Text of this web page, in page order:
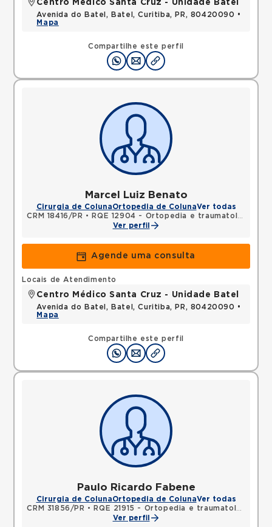
Compartilhe este perfil
Centro Médico Santa Cruz - Unidade Batel
Avenida do Batel, Batel, Curitiba, PR, 80420090 •
Mapa
Marcel Luiz Benato
Cirurgia de ColunaOrtopedia de ColunaVer todas
CRM 18416/PR •
RQE 12904 - Ortopedia e traumatologia
Ver perfil
Agende uma consulta
Compartilhe este perfil
Locais de Atendimento
Centro Médico Santa Cruz - Unidade Batel
Avenida do Batel, Batel, Curitiba, PR, 80420090 •
Mapa
Paulo Ricardo Fabene
Cirurgia de ColunaOrtopedia de ColunaVer todas
CRM 31856/PR •
RQE 21915 - Ortopedia e traumatologia
Ver perfil